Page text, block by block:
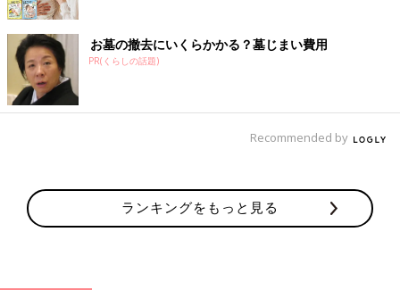
お墓の撤去にいくらかかる？墓じまい費用
PR(くらしの話題)
Recommended by
ランキングをもっと見る